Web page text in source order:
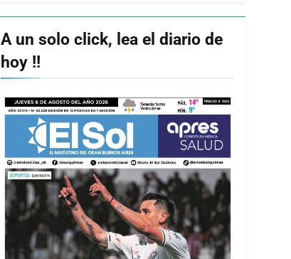
A un solo click, lea el diario de
hoy !!